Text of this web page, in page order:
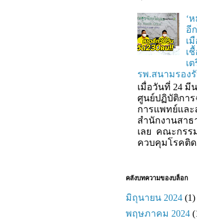
‘
อี
เ
เ
เ
รพ.สนามรอง
เมื่อวันที่ 24 มี
ศูนย์ปฏิบัติกา
การแพทย์แล
สำนักงานสา
เลย คณะกรร
ควบคุมโรคติด
คลังบทความของบล็อก
มิถุนายน 2024 (1)
พฤษภาคม 2024